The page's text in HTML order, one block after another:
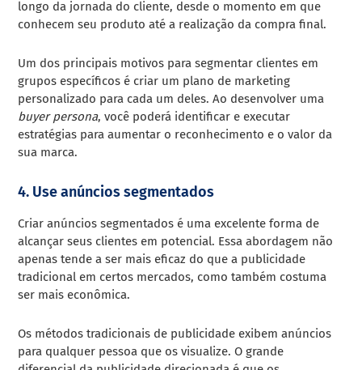
longo da jornada do cliente, desde o momento em que
conhecem seu produto até a realização da compra final.
Um dos principais motivos para segmentar clientes em
grupos específicos é criar um plano de marketing
personalizado para cada um deles. Ao desenvolver uma
buyer persona, você poderá identificar e executar
estratégias para aumentar o reconhecimento e o valor da
sua marca.
4. Use anúncios segmentados
Criar anúncios segmentados é uma excelente forma de
alcançar seus clientes em potencial. Essa abordagem não
apenas tende a ser mais eficaz do que a publicidade
tradicional em certos mercados, como também costuma
ser mais econômica.
Os métodos tradicionais de publicidade exibem anúncios
para qualquer pessoa que os visualize. O grande